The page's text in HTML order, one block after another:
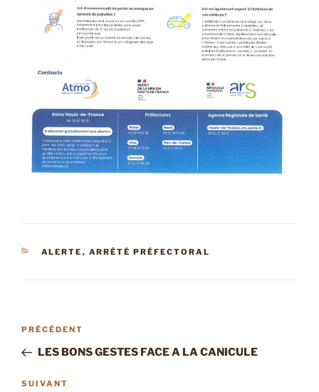
CATÉGORIES
ALERTE , ARRÊTÉ PRÉFECTORAL
Navigation
l’article
Article
précédent
PRÉCÉDENT
LES BONS GESTES FACE A LA CANICULE
Article
SUIVANT